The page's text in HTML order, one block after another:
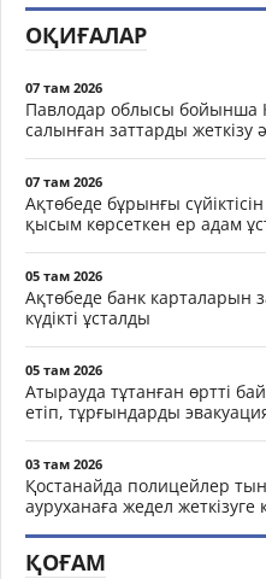
ОҚИҒАЛАР
07 там 2026
Павлодар облысы
салынған заттарды жеткізу
07 там 2026
Ақтөбеде бұрынғы
қысым көрсеткен ер адам
05 там 2026
Ақтөбеде банк карталарын
күдікті ұсталды
05 там 2026
Атырауда тұтанған өртті
етіп, тұрғындарды
03 там 2026
Қостанайда полицейлер
ауруханаға жедел жеткізуге
ҚОҒАМ